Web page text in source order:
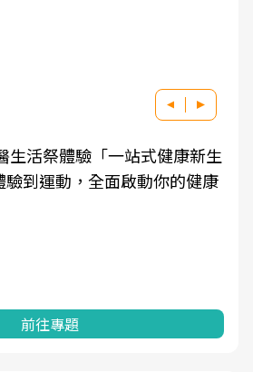
生活祭體驗「一站式健康新生
到運動，全面啟動你的健康
前往專題